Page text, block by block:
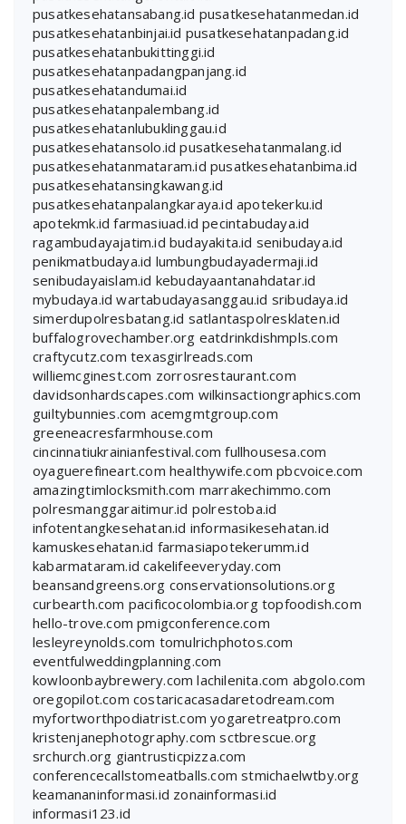
pusatkesehatansabang.id pusatkesehatanmedan.id
pusatkesehatanbinjai.id pusatkesehatanpadang.id
pusatkesehatanbukittinggi.id
pusatkesehatanpadangpanjang.id
pusatkesehatandumai.id
pusatkesehatanpalembang.id
pusatkesehatanlubuklinggau.id
pusatkesehatansolo.id pusatkesehatanmalang.id
pusatkesehatanmataram.id pusatkesehatanbima.id
pusatkesehatansingkawang.id
pusatkesehatanpalangkaraya.id apotekerku.id
apotekmk.id farmasiuad.id pecintabudaya.id
ragambudayajatim.id budayakita.id senibudaya.id
penikmatbudaya.id lumbungbudayadermaji.id
senibudayaislam.id kebudayaantanahdatar.id
mybudaya.id wartabudayasanggau.id sribudaya.id
simerdupolresbatang.id satlantaspolresklaten.id
buffalogrovechamber.org eatdrinkdishmpls.com
craftycutz.com texasgirlreads.com
williemcginest.com zorrosrestaurant.com
davidsonhardscapes.com wilkinsactiongraphics.com
guiltybunnies.com acemgmtgroup.com
greeneacresfarmhouse.com
cincinnatiukrainianfestival.com fullhousesa.com
oyaguerefineart.com healthywife.com pbcvoice.com
amazingtimlocksmith.com marrakechimmo.com
polresmanggaraitimur.id polrestoba.id
infotentangkesehatan.id informasikesehatan.id
kamuskesehatan.id farmasiapotekerumm.id
kabarmataram.id cakelifeeveryday.com
beansandgreens.org conservationsolutions.org
curbearth.com pacificocolombia.org topfoodish.com
hello-trove.com pmigconference.com
lesleyreynolds.com tomulrichphotos.com
eventfulweddingplanning.com
kowloonbaybrewery.com lachilenita.com abgolo.com
oregopilot.com costaricacasadaretodream.com
myfortworthpodiatrist.com yogaretreatpro.com
kristenjanephotography.com sctbrescue.org
srchurch.org giantrusticpizza.com
conferencecallstomeatballs.com stmichaelwtby.org
keamananinformasi.id zonainformasi.id
informasi123.id